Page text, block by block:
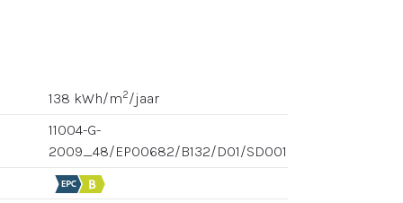
138 kWh/m2/jaar
11004-G-
2009_48/EP00682/B132/D01/SD001